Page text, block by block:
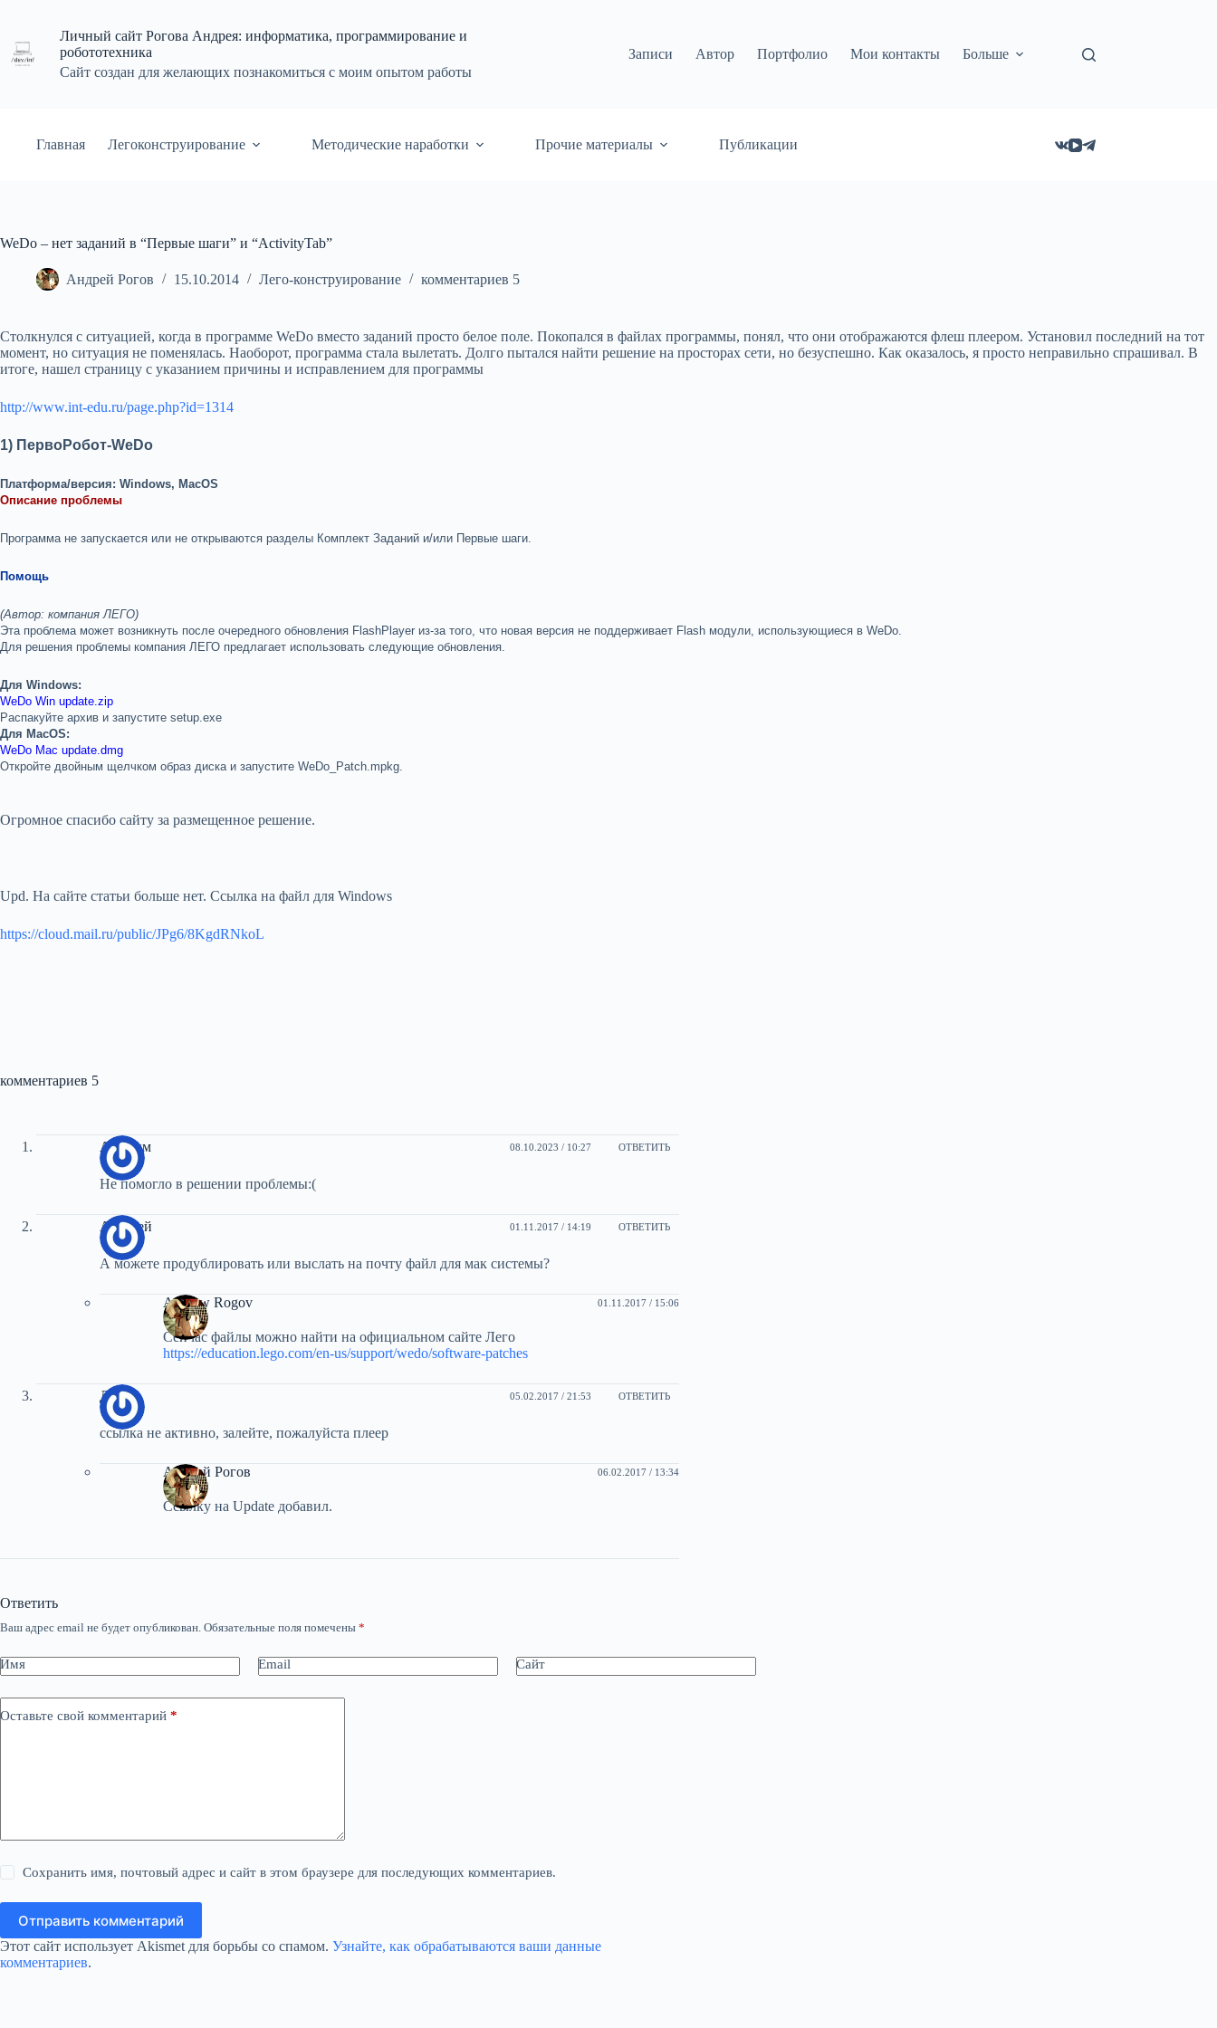
сути
Личный сайт Рогова Андрея: информатика, программирование и
робототехника
Сайт создан для желающих познакомиться с моим опытом работы
Записи Автор Портфолио Мои контакты Больше
Главная Легоконструирование Методические наработки Прочие материалы Публикации
WeDo – нет заданий в “Первые шаги” и “ActivityTab”
Андрей Рогов 15.10.2014 Лего-конструирование комментариев 5
Столкнулся с ситуацией, когда в программе WeDo вместо заданий просто белое поле. Покопался в файлах программы, понял, что они отображаются флеш плеером. Установил последний на тот
момент, но ситуация не поменялась. Наоборот, программа стала вылетать. Долго пытался найти решение на просторах сети, но безуспешно. Как оказалось, я просто неправильно спрашивал. В
итоге, нашел страницу с указанием причины и исправлением для программы
http://www.int-edu.ru/page.php?id=1314
1) ПервоРобот-WeDo
Платформа/версия: Windows, MacOS
Описание проблемы
Программа не запускается или не открываются разделы Комплект Заданий и/или Первые шаги.
Помощь
(Автор: компания ЛЕГО)
Эта проблема может возникнуть после очередного обновления FlashPlayer из-за того, что новая версия не поддерживает Flash модули, использующиеся в WeDo.
Для решения проблемы компания ЛЕГО предлагает использовать следующие обновления.
Для Windows:
WeDo Win update.zip
Распакуйте архив и запустите setup.exe
Для MacOS:
WeDo Mac update.dmg
Откройте двойным щелчком образ диска и запустите WeDo_Patch.mpkg.
Огромное спасибо сайту за размещенное решение.
Upd. На сайте статьи больше нет. Ссылка на файл для Windows
https://cloud.mail.ru/public/JPg6/8KgdRNkoL
комментариев 5
Аноним 08.10.2023 / 10:27 ОТВЕТИТЬ
Не помогло в решении проблемы:(
Алексей 01.11.2017 / 14:19 ОТВЕТИТЬ
А можете продублировать или выслать на почту файл для мак системы?
Andrew Rogov 01.11.2017 / 15:06
Сейчас файлы можно найти на официальном сайте Лего
https://education.lego.com/en-us/support/wedo/software-patches
Дарья 05.02.2017 / 21:53 ОТВЕТИТЬ
ссылка не активно, залейте, пожалуйста плеер
Андрей Рогов 06.02.2017 / 13:34
Ссылку на Update добавил.
Ответить
Ваш адрес email не будет опубликован. Обязательные поля помечены *
Имя Email Сайт
Оставьте свой комментарий *
Сохранить имя, почтовый адрес и сайт в этом браузере для последующих комментариев.
Отправить комментарий
Этот сайт использует Akismet для борьбы со спамом. Узнайте, как обрабатываются ваши данные
комментариев.